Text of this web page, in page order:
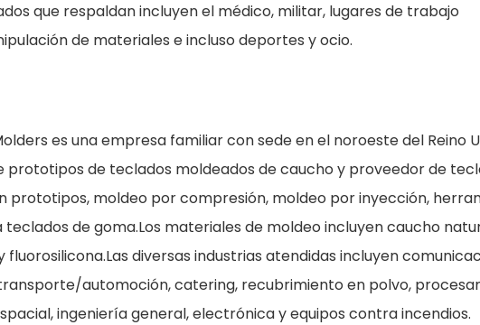
que respaldan incluyen el médico, militar, lugares de trabajo
de materiales e incluso deportes y ocio.
es una empresa familiar con sede en el noroeste del Reino
de teclados moldeados de caucho y proveedor de
prototipos, moldeo por compresión, moldeo por inyección,
de goma.Los materiales de moldeo incluyen caucho
fluorosilicona.Las diversas industrias atendidas incluyen
automoción, catering, recubrimiento en polvo,
ingeniería general, electrónica y equipos contra incendios.